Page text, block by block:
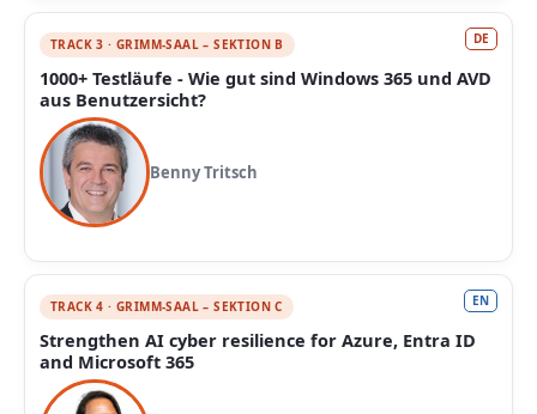
TRACK 3 · GRIMM-SAAL – SEKTION B DE
1000+ Testläufe - Wie gut sind Windows 365 und AVD
aus Benutzersicht?
Benny Tritsch
TRACK 4 · GRIMM-SAAL – SEKTION C EN
Strengthen AI cyber resilience for Azure, Entra ID
and Microsoft 365